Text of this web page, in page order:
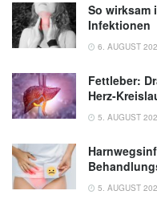
So wirksam
Infektionen
6. AUGUST
Fettleber:
Herz-
5. AUGUST
5. AUGUST